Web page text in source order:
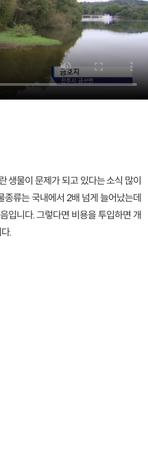
생물이 문제가 되고 있다는 소식 많이
류는 국내에서 2배 넘게 늘어났는데
입니다. 그렇다면 비용을 투입하면 개
.